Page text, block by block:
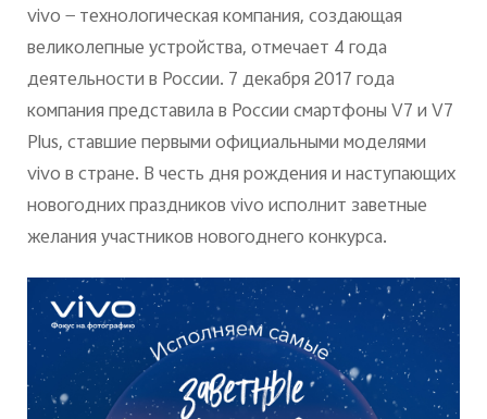
Россия | Выберите страну/регион
vivo — технологическая компания, создающая
великолепные устройства, отмечает 4 года
деятельности в России. 7 декабря 2017 года
компания представила в России смартфоны V7 и V7
Plus, ставшие первыми официальными моделями
vivo в стране. В честь дня рождения и наступающих
новогодних праздников vivo исполнит заветные
желания участников новогоднего конкурса.